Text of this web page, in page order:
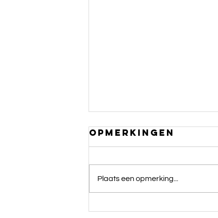
Opmerkingen
Plaats een opmerking...